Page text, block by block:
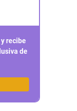
recibe
de